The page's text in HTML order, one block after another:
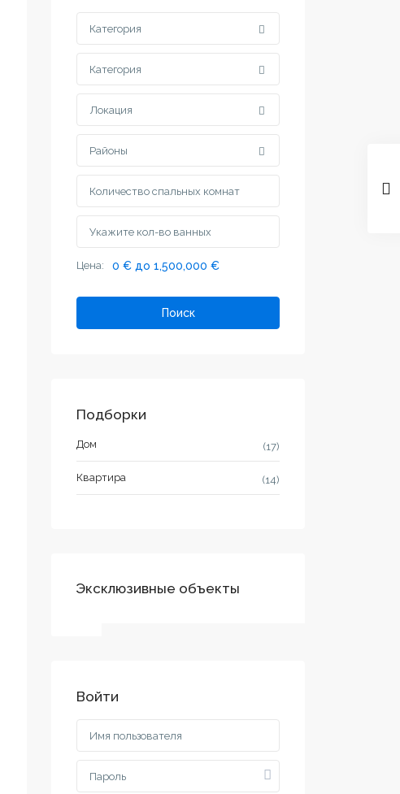
Категория
Категория
Локация
Районы
Цена: 0 € до 1,500,000 €
Поиск
Подборки
Дом (17)
Квартира (14)
Эксклюзивные объекты
Войти